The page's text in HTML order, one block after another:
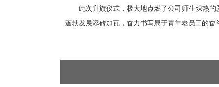
此次升旗仪式，极大地点燃了公司师生炽热
蓬勃发展添砖加瓦，奋力书写属于青年老员工的